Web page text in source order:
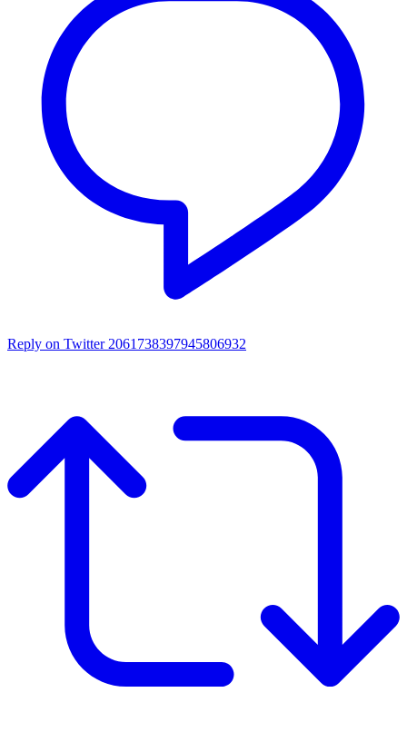
Reply on Twitter 2061738397945806932